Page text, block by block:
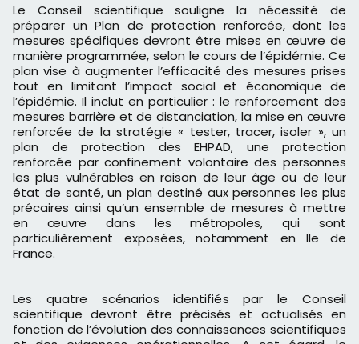
Le Conseil scientifique souligne la nécessité de
préparer un Plan de protection renforcée, dont les
mesures spécifiques devront être mises en œuvre de
manière programmée, selon le cours de l’épidémie. Ce
plan vise à augmenter l’efficacité des mesures prises
tout en limitant l’impact social et économique de
l’épidémie. Il inclut en particulier : le renforcement des
mesures barrière et de distanciation, la mise en œuvre
renforcée de la stratégie « tester, tracer, isoler », un
plan de protection des EHPAD, une protection
renforcée par confinement volontaire des personnes
les plus vulnérables en raison de leur âge ou de leur
état de santé, un plan destiné aux personnes les plus
précaires ainsi qu’un ensemble de mesures à mettre
en œuvre dans les métropoles, qui sont
particulièrement exposées, notamment en Ile de
France.
Les quatre scénarios identifiés par le Conseil
scientifique devront être précisés et actualisés en
fonction de l’évolution des connaissances scientifiques